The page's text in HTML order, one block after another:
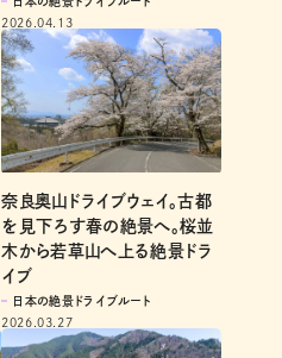
2026.04.13
奈良奥山ドライブウェイ。古都
を見下ろす春の絶景へ。桜並
木から若草山へ上る絶景ドラ
イブ
日本の絶景ドライブルート
2026.03.27